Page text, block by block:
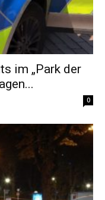
im „Park der
0